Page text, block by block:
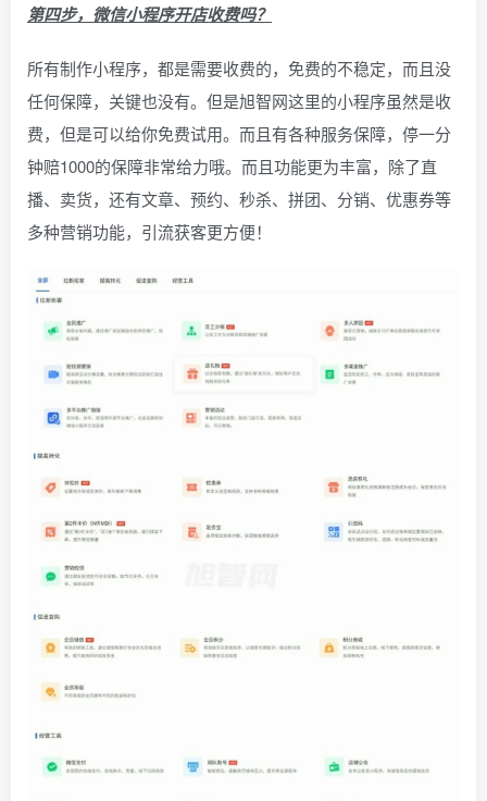
第四步，微信小程序开店收费吗？
所有制作小程序，都是需要收费的，免费的不稳定，而且没
任何保障，关键也没有。但是旭智网这里的小程序虽然是收
费，但是可以给你免费试用。而且有各种服务保障，停一分
钟赔1000的保障非常给力哦。而且功能更为丰富，除了直
播、卖货，还有文章、预约、秒杀、拼团、分销、优惠券等
多种营销功能，引流获客更方便！